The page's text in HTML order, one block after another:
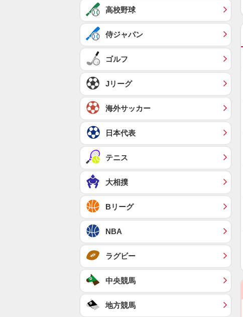
高校野球
侍ジャパン
ゴルフ
Jリーグ
海外サッカー
日本代表
テニス
大相撲
Bリーグ
NBA
ラグビー
中央競馬
地方競馬